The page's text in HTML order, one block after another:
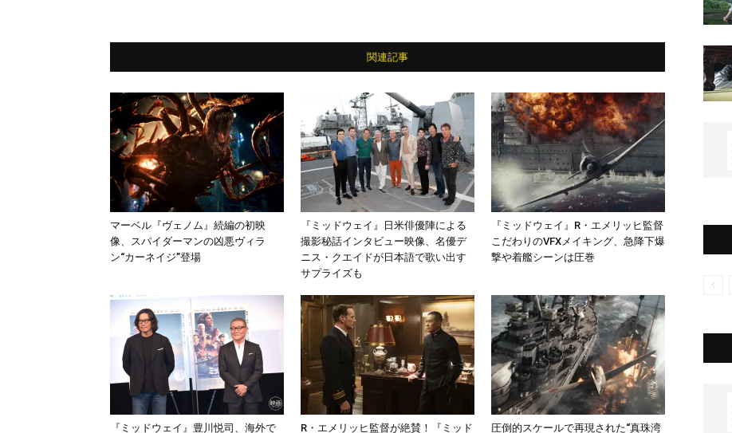
関連記事
マーベル『ヴェノム』続編の初映
像、スパイダーマンの凶悪ヴィラ
ン“カーネイジ”登場
『ミッドウェイ』日米俳優陣による
撮影秘話インタビュー映像、名優デ
ニス・クエイドが日本語で歌い出す
サプライズも
『ミッドウェイ』R・エメリッヒ監督
こだわりのVFXメイキング、急降下爆
撃や着艦シーンは圧巻
『ミッドウェイ』豊川悦司、海外で
R・エメリッヒ監督が絶賛！『ミッド
圧倒的スケールで再現された“真珠湾